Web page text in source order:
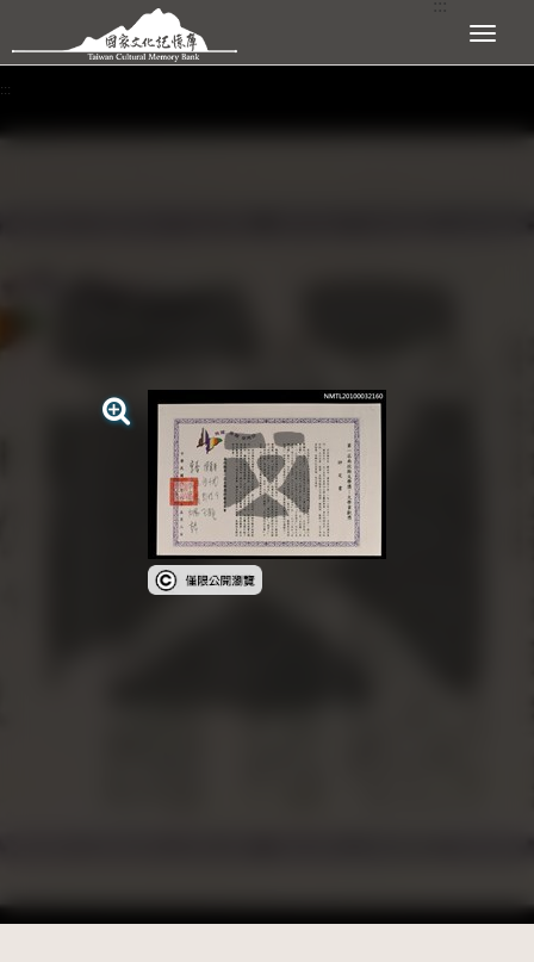
跳到主要內容區塊 展開選單
:::
受著作權法保護-僅限於本平台有限度公開瀏覽